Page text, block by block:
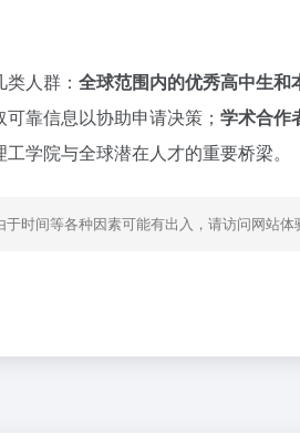
人群： 全球范围内的优秀高中生和
可靠信息以协助申请决策； 学术合作
学院与全球潜在人才的重要桥梁。
时间等各种因素可能有出入，请访问网站体